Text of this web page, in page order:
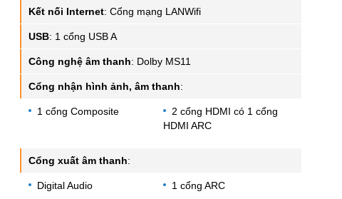
Kết nối Internet: Cổng mạng LANWifi
USB: 1 cổng USB A
Công nghệ âm thanh: Dolby MS11
Cổng nhận hình ảnh, âm thanh:
1 cổng Composite
2 cổng HDMI có 1 cổng
HDMI ARC
Cổng xuất âm thanh:
Digital Audio
1 cổng ARC